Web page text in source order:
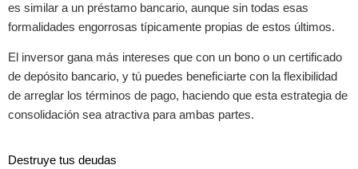
es similar a un préstamo bancario, aunque sin todas esas
formalidades engorrosas típicamente propias de estos últimos.
El inversor gana más intereses que con un bono o un certificado
de depósito bancario, y tú puedes beneficiarte con la flexibilidad
de arreglar los términos de pago, haciendo que esta estrategia de
consolidación sea atractiva para ambas partes.
Destruye tus deudas